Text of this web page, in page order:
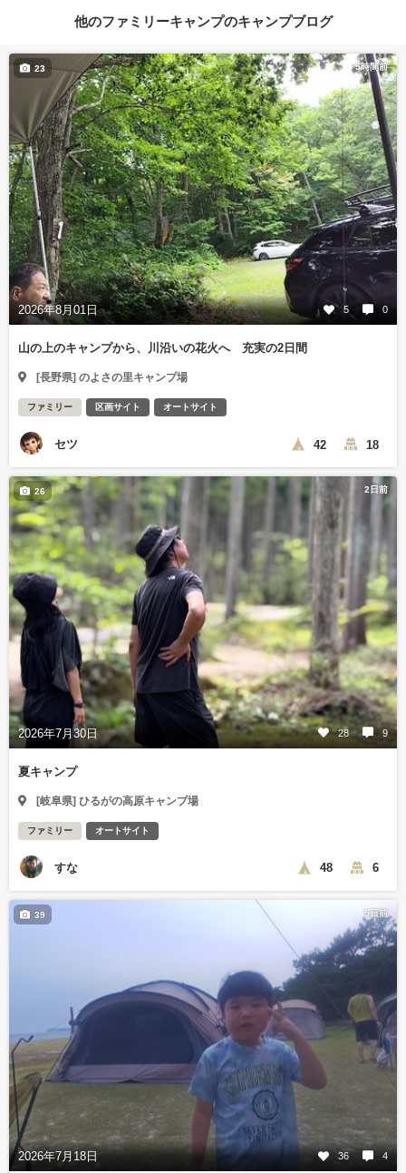
他のファミリーキャンプのキャンプブログ
5時間前
2026年8月01日 5 0
23
山の上のキャンプから、川沿いの花火へ 充実の2日間
[長野県] のよさの里キャンプ場
ファミリー 区画サイト オートサイト
セツ 42 18
2日前
2026年7月30日 28 9
26
夏キャンプ
[岐阜県] ひるがの高原キャンプ場
ファミリー オートサイト
すな 48 6
5日前
2026年7月18日 36 4
39